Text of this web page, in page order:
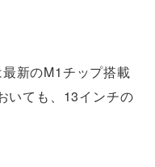
新のM1チップ搭載
いても、13インチの